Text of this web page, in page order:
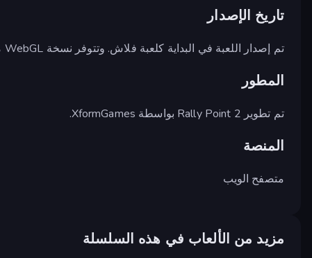
تاريخ الإصدار
تم إصدار اللعبة في البداية كلعبة فلاش. وتتوفر نسخة WebGL منذ مايو 2021.
المطور
تم تطوير Rally Point 2 بواسطة XformGames.
المنصة
متصفح الويب
مزيد من الألعاب في هذه السلسلة